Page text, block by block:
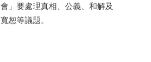
會」要處理真相、公義、和解及
寬恕等議題。